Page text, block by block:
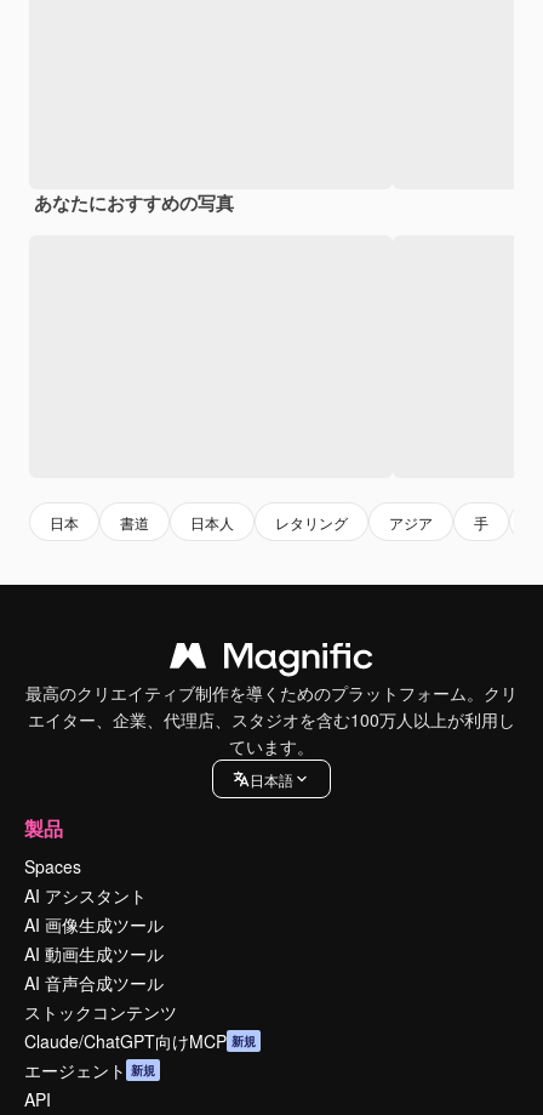
あなたにおすすめの写真
日本 書道 日本人 レタリング アジア 手
最高のクリエイティブ制作を導くためのプラットフォーム。クリ
エイター、企業、代理店、スタジオを含む100万人以上が利用し
ています。
日本語
製品
Spaces
AI アシスタント
AI 画像生成ツール
AI 動画生成ツール
AI 音声合成ツール
ストックコンテンツ
Claude/ChatGPT向けMCP 新規
エージェント 新規
API